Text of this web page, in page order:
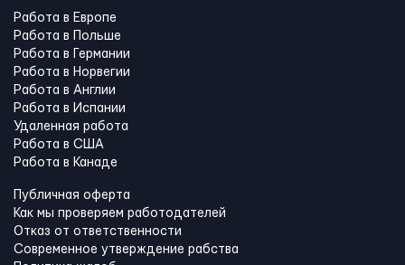
Работа в Европе
Работа в Польше
Работа в Германии
Работа в Норвегии
Работа в Англии
Работа в Испании
Удаленная работа
Работа в США
Работа в Канадe
Публичная оферта
Как мы проверяем работодателей
Отказ от ответственности
Современное утверждение рабства